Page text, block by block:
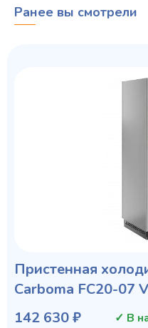
Ранее вы смотрели
Пристенная
Carboma FC20-07
металл с зеркалом
142 630 ₽ ✓ В